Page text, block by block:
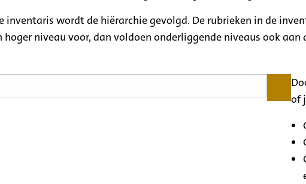
inventaris wordt de hiërarchie gevolgd. De rubrieken in de
hoger niveau voor, dan voldoen onderliggende niveaus ook aan
of